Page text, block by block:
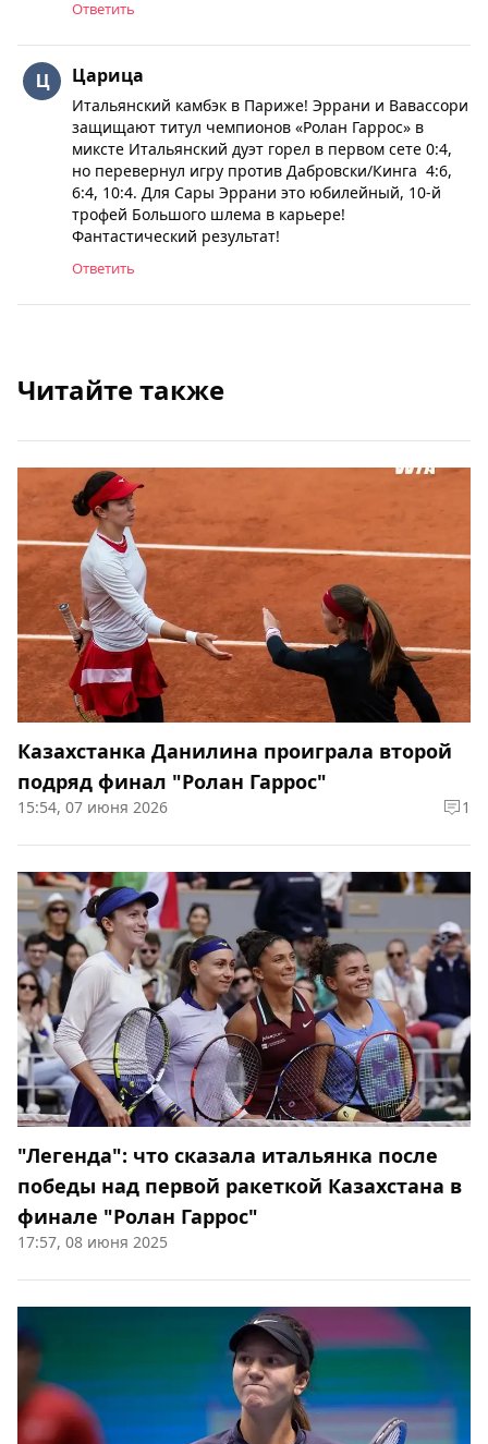
Ответить
Царица
Итальянский камбэк в Париже! Эррани и Вавассори
защищают титул чемпионов «Ролан Гаррос» в
миксте Итальянский дуэт горел в первом сете 0:4,
но перевернул игру против Дабровски/Кинга 4:6,
6:4, 10:4. Для Сары Эррани это юбилейный, 10-й
трофей Большого шлема в карьере!
Фантастический результат!
Ответить
Читайте также
Казахстанка Данилина проиграла второй
подряд финал "Ролан Гаррос"
15:54, 07 июня 2026 1
"Легенда": что сказала итальянка после
победы над первой ракеткой Казахстана в
финале "Ролан Гаррос"
17:57, 08 июня 2025